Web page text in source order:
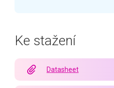
Ke stažení
Datasheet